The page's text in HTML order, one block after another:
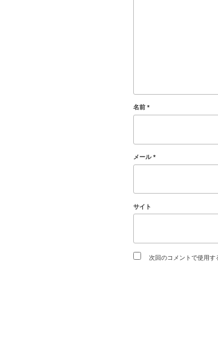
名前 *
メール*
サイト
次回のコメントで使用す